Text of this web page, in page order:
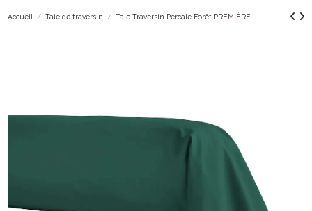
Accueil Taie de traversin Taie Traversin Percale Forêt PREMIÈRE